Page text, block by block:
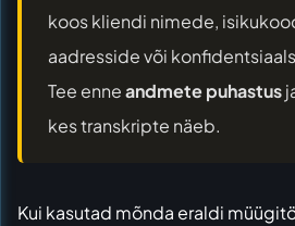
koos kliendi nimede,
aadresside või
Tee enneandmete puhastus
kes transkripte näeb.
Kui kasutad mõnda eraldi